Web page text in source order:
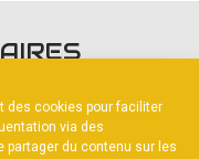
des cookies pour faciliter
via des
partager du contenu sur les